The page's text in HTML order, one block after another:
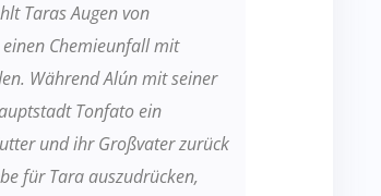
Taras Augen von
Chemieunfall mit
Während Alún mit seiner
Tonfato ein
und ihr Großvater zurück
für Tara auszudrücken,